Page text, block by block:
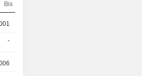
Bis
-